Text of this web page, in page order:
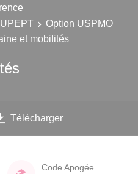
Option USPMO
et mobilités
Télécharger
Code Apogée